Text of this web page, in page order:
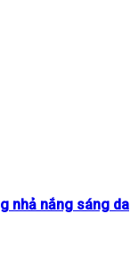
nhả nắng sáng da